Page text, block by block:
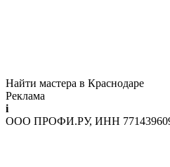
Найти мастера в Краснодаре
Реклама
i
ООО ПРОФИ.РУ, ИНН